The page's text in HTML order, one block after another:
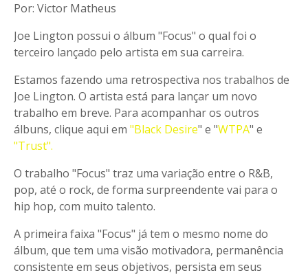
Por: Victor Matheus
Joe Lington possui o álbum "Focus" o qual foi o
terceiro lançado pelo artista em sua carreira.
Estamos fazendo uma retrospectiva nos trabalhos de
Joe Lington. O artista está para lançar um novo
trabalho em breve. Para acompanhar os outros
álbuns, clique aqui em "Black Desire" e "WTPA" e
"Trust".
O trabalho "Focus" traz uma variação entre o R&B,
pop, até o rock, de forma surpreendente vai para o
hip hop, com muito talento.
A primeira faixa "Focus" já tem o mesmo nome do
álbum, que tem uma visão motivadora, permanência
consistente em seus objetivos, persista em seus